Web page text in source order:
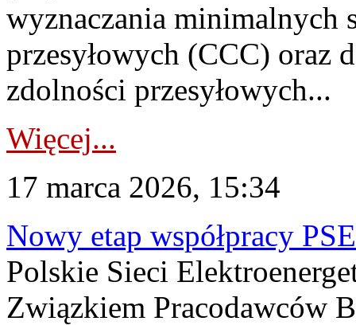
wyznaczania minimalnych
przesyłowych (CCC) oraz
zdolności przesyłowych...
Więcej...
17 marca 2026, 15:34
Nowy etap współpracy
Polskie Sieci
Związkiem Pracodawców